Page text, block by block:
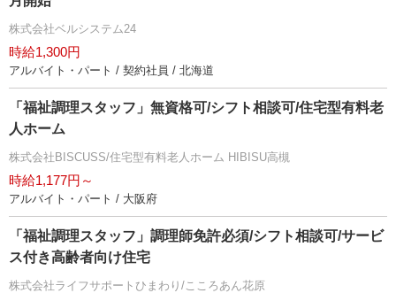
株式会社ベルシステム24
時給1,300円
アルバイト・パート / 契約社員 / 北海道
「福祉調理スタッフ」無資格可/シフト相談可/住宅型有料老
人ホーム
株式会社BISCUSS/住宅型有料老人ホーム HIBISU高槻
時給1,177円～
アルバイト・パート / 大阪府
「福祉調理スタッフ」調理師免許必須/シフト相談可/サービ
ス付き高齢者向け住宅
株式会社ライフサポートひまわり/こころあん花原